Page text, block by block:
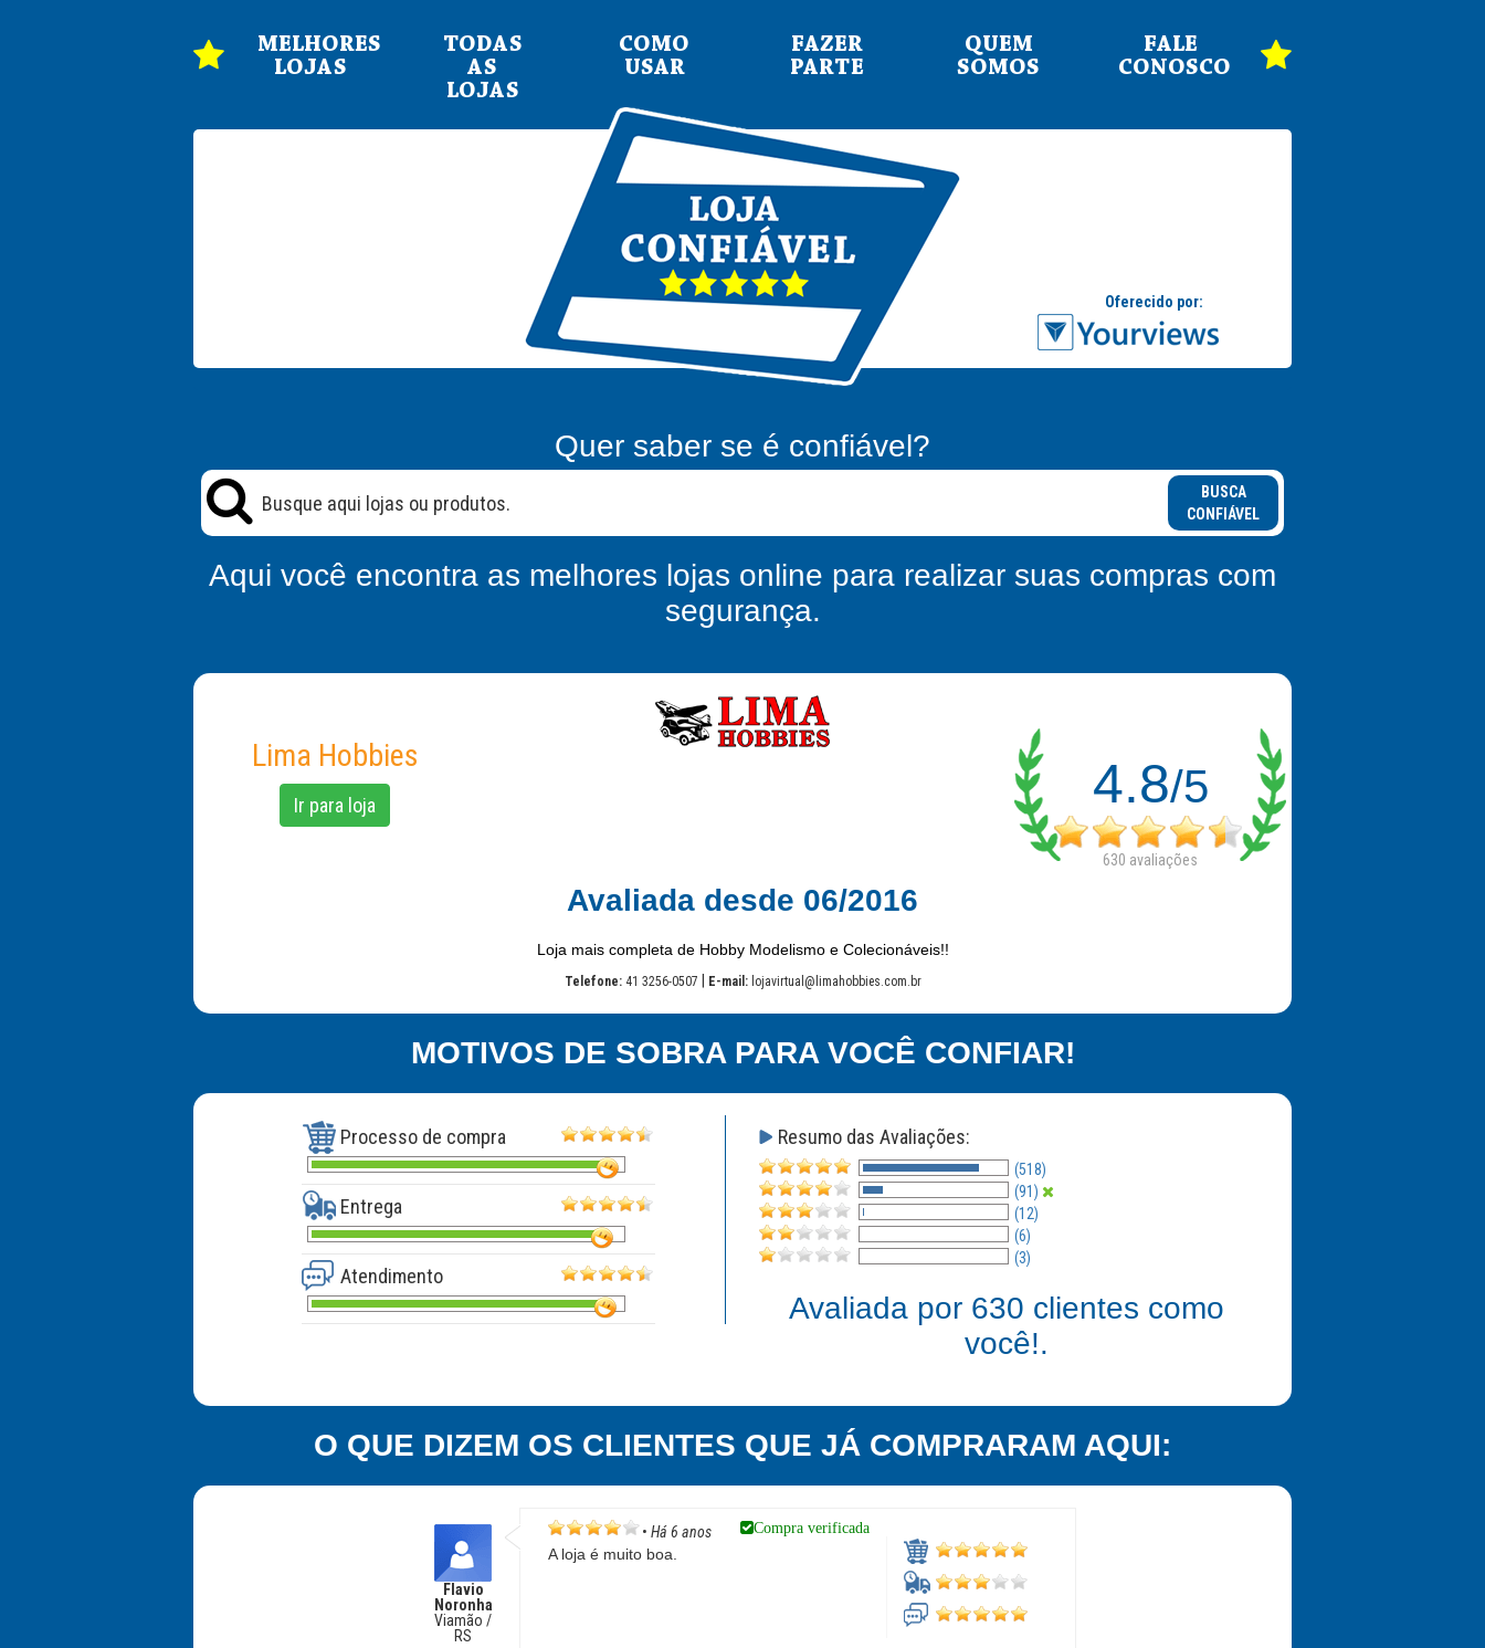
MELHORES
LOJAS
TODAS
AS
LOJAS
COMO
USAR
FAZER
PARTE
QUEM
SOMOS
FALE
CONOSCO
Quer saber se é confiável?
BUSCA
CONFIÁVEL
Aqui você encontra as melhores lojas online para realizar suas compras com
segurança.
Lima Hobbies
Ir para loja 4.8/5
630 avaliações
Avaliada desde 06/2016
Loja mais completa de Hobby Modelismo e Colecionáveis!!
Telefone: 41 3256-0507 E-mail:lojavirtual@limahobbies.com.br
MOTIVOS DE SOBRA PARA VOCÊ CONFIAR!
Processo de compra
Entrega
Atendimento
Resumo das Avaliações:
(518)
(91)
(12)
(6)
(3)
Avaliada por 630 clientes como
você!.
O QUE DIZEM OS CLIENTES QUE JÁ COMPRARAM AQUI:
Flavio
Noronha
Viamão /
RS
• Há 6 anos Compra verificada
A loja é muito boa.